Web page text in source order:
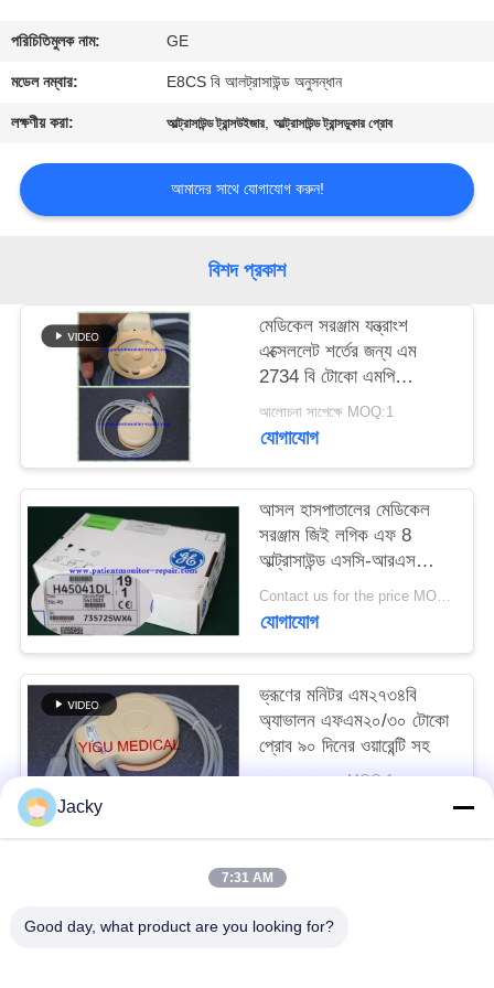
গুণমান
নিয়ন্ত্রণ
আমাদের
সাথে
একটি
উদ্ধৃতি
NEWS
সাইট
ম্যাপ
PRIVACY
POLICY
পরিচিতিমুলক নাম: GE
মডেল নম্বার: E8CS বি আলট্রাসাউন্ড অনুসন্ধান
লক্ষণীয় করা: আল্ট্রাসাউন্ড ট্রান্সউইজার,আল্ট্রাসাউন্ড ট্রান্সডুকার প্রোব
আমাদের সাথে যোগাযোগ করুন!
বিশদ প্রকাশ
মেডিকেল সরঞ্জাম যন্ত্রাংশ
এক্সেললেট শর্তের জন্য এম
2734 বি টোকো এমপি
আল্ট্রাসাউন্ড প্রোব
আলোচনা সাপেক্ষে MOQ:1
যোগাযোগ
আসল হাসপাতালের মেডিকেল
সরঞ্জাম জিই লগিক এফ 8
আল্ট্রাসাউন্ড এসসি-আরএস
প্রোব be
Contact us for the price MOQ:1
যোগাযোগ
ভ্রূণের মনিটর এম২৭৩৪বি
অ্যাভালন এফএম২০/৩০ টোকো
প্রোব ৯০ দিনের ওয়ারেন্টি সহ
আলোচনা সাপেক্ষে MOQ:1
Jacky
7:31 AM
Good day, what product are you looking for?